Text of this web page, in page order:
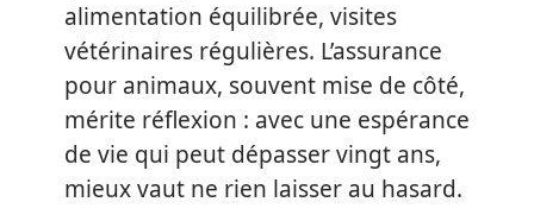
alimentation équilibrée, visites
vétérinaires régulières. L’assurance
pour animaux, souvent mise de côté,
mérite réflexion : avec une espérance
de vie qui peut dépasser vingt ans,
mieux vaut ne rien laisser au hasard.